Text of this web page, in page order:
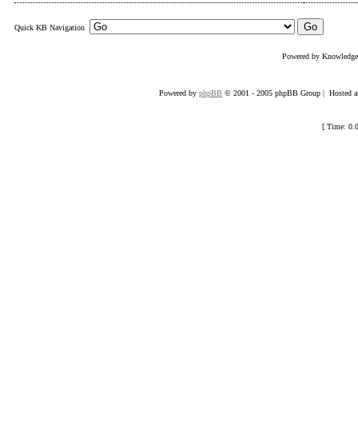
Quick KB Navigation
Powered by
Powered by phpBB © 2001 - 2005 phpBB Group | Hosted
[ Time: